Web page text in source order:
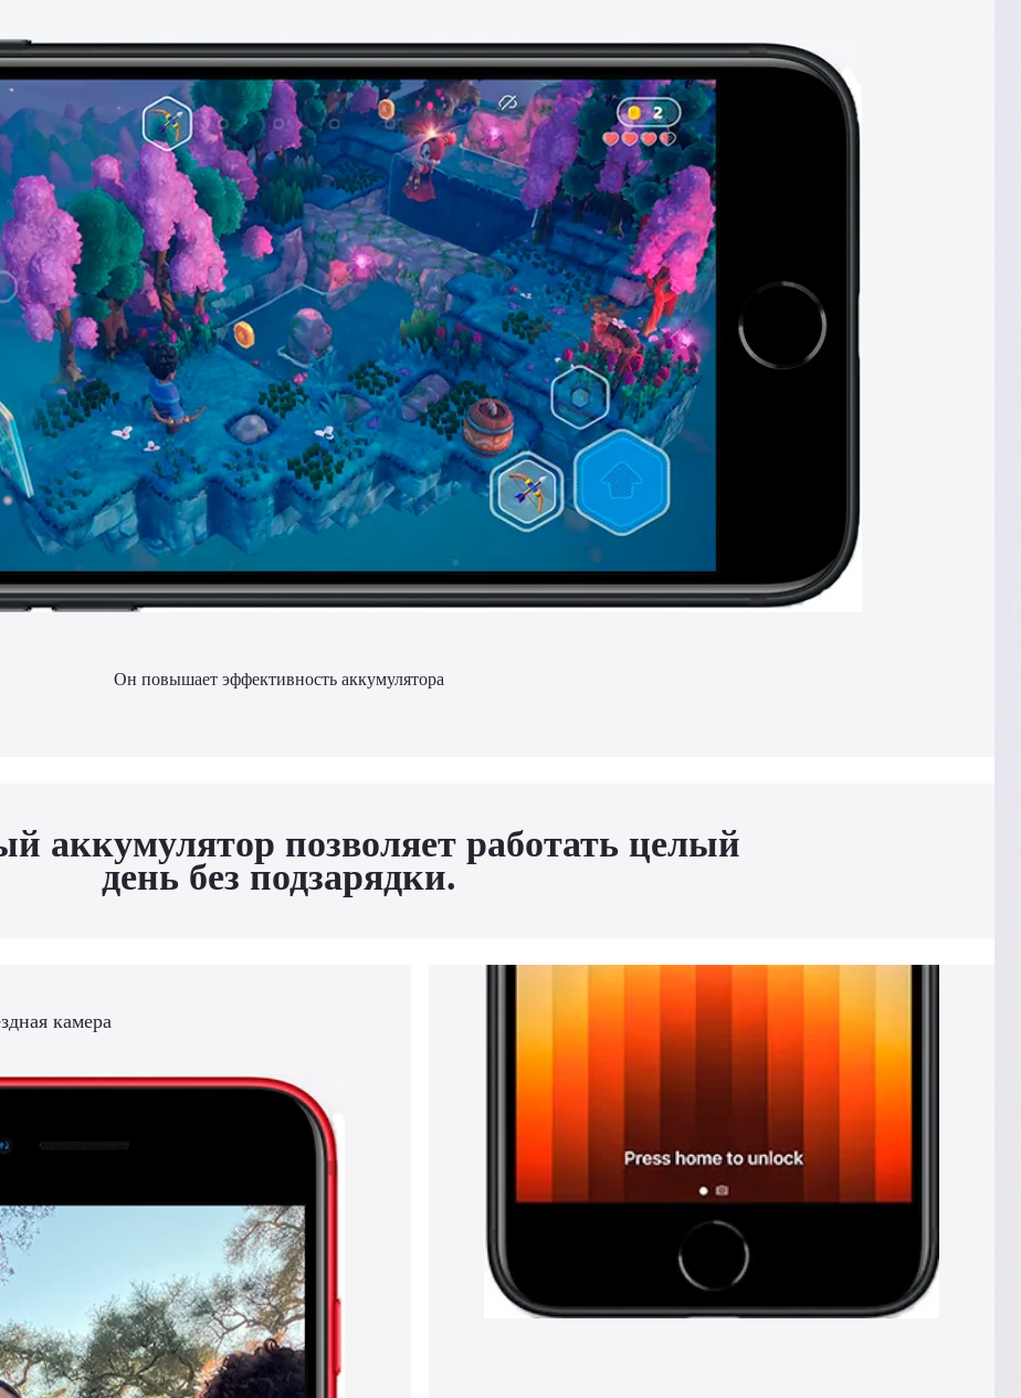
Он повышает эффективность аккумулятора
аккумулятор позволяет работать целый
день без подзарядки.
камера